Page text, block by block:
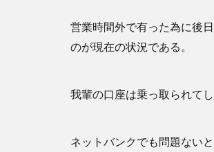
営業時間外で有った為に後
のが現在の状況である。
我輩の口座は乗っ取られて
ネットバンクでも問題ない